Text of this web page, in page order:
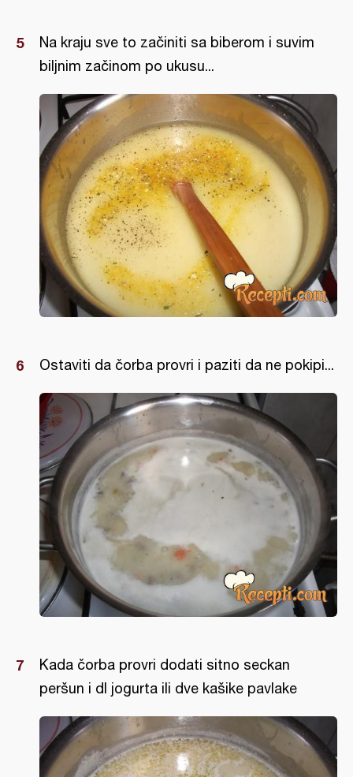
Na kraju sve to začiniti sa biberom i suvim
biljnim začinom po ukusu...
Ostaviti da čorba provri i paziti da ne pokipi...
Kada čorba provri dodati sitno seckan
peršun i dl jogurta ili dve kašike pavlake